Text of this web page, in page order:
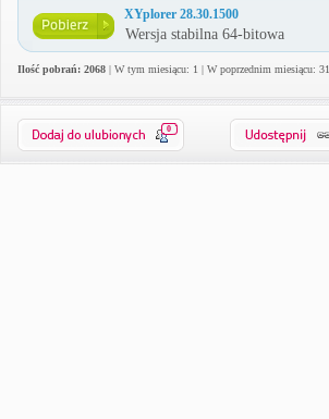
XYplorer 28.30.1500
Wersja stabilna 64-bitowa
Ilość pobrań: 2068 | W tym miesiącu: 1 | W poprzednim miesiącu: 31
0